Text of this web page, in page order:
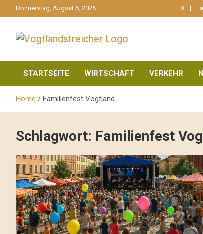
zum
Donnerstag, August 6, 2026 X
Vogtlandstreicher
STARTSEITE WIRTSCHAFT VERKEHR
Home Familienfest Vogtland
Schlagwort: Familienfest